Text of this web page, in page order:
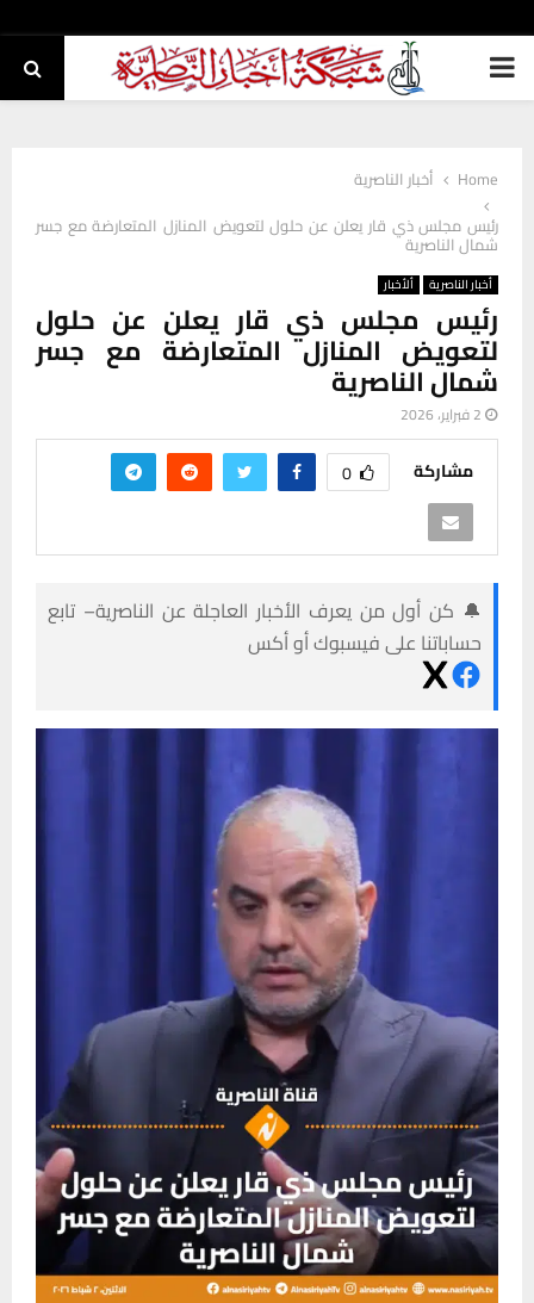
PRIMARY
Home
أخبار الناصرية
رئيس مجلس ذي قار يعلن عن حلول لتعويض المنازل المتعارضة مع جسر
شمال الناصرية
أخبار الناصرية ألأخبار
رئيس مجلس ذي قار يعلن عن حلول
لتعويض المنازل المتعارضة مع جسر
شمال الناصرية
2 فبراير، 2026
مشاركة 0
🔔 كن أول من يعرف الأخبار العاجلة عن الناصرية– تابع
حساباتنا على فيسبوك أو أكس